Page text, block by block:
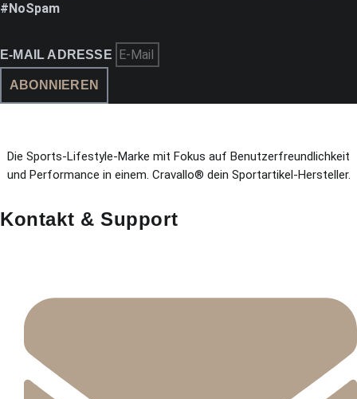
#NoSpam
E-MAIL ADRESSE
ABONNIEREN
Die Sports-Lifestyle-Marke mit Fokus auf Benutzerfreundlichkeit
und Performance in einem. Cravallo® dein Sportartikel-Hersteller.
Kontakt & Support